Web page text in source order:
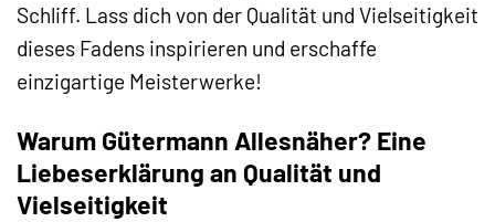
Schliff. Lass dich von der Qualität und Vielseitigkeit
dieses Fadens inspirieren und erschaffe
einzigartige Meisterwerke!
Warum Gütermann Allesnäher? Eine
Liebeserklärung an Qualität und
Vielseitigkeit